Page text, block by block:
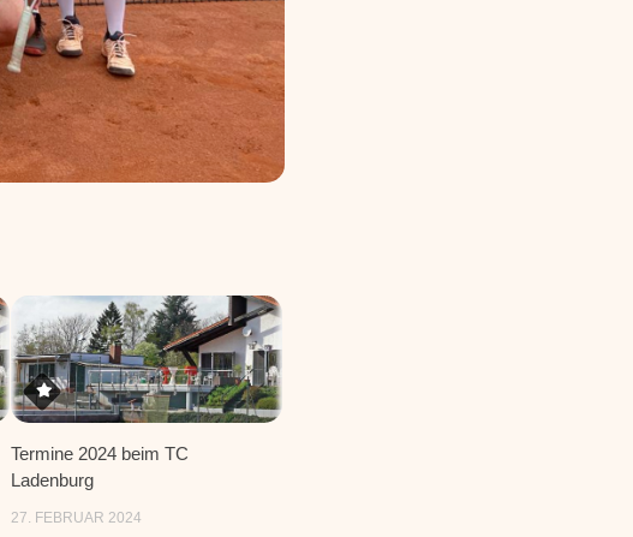
Termine 2024 beim TC
Ladenburg
27. FEBRUAR 2024